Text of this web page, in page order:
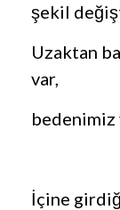
şekil
Uzaktan
var,
bedenimiz
İçine